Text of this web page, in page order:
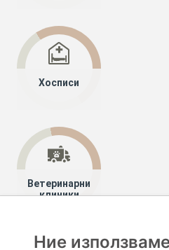
Хосписи
Ветеринарни
клиники
Специалисти
Ние